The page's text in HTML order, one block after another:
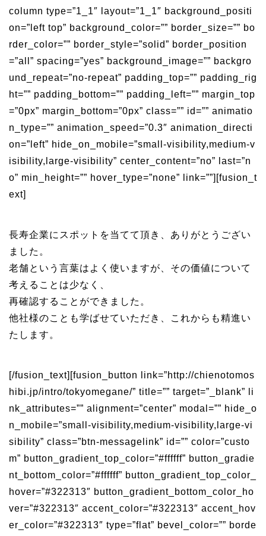
column type=”1_1″ layout=”1_1″ background_positi
on=”left top” background_color=”” border_size=”” bo
rder_color=”” border_style=”solid” border_position
=”all” spacing=”yes” background_image=”” backgro
und_repeat=”no-repeat” padding_top=”” padding_rig
ht=”” padding_bottom=”” padding_left=”” margin_top
=”0px” margin_bottom=”0px” class=”” id=”” animatio
n_type=”” animation_speed=”0.3″ animation_directi
on=”left” hide_on_mobile=”small-visibility,medium-v
isibility,large-visibility” center_content=”no” last=”n
o” min_height=”” hover_type=”none” link=””][fusion_t
ext]
長寿企業にスポットを当てて頂き、ありがとうござい
ました。
老舗という言葉はよく使いますが、その価値について
考えることは少なく、
再確認することができました。
他社様のことも学ばせていただき、これからも精進い
たします。
[/fusion_text][fusion_button link=”http://chienotomos
hibi.jp/intro/tokyomegane/” title=”” target=”_blank” li
nk_attributes=”” alignment=”center” modal=”” hide_o
n_mobile=”small-visibility,medium-visibility,large-vi
sibility” class=”btn-messagelink” id=”” color=”custo
m” button_gradient_top_color=”#ffffff” button_gradie
nt_bottom_color=”#ffffff” button_gradient_top_color_
hover=”#322313″ button_gradient_bottom_color_ho
ver=”#322313″ accent_color=”#322313″ accent_hov
er_color=”#322313″ type=”flat” bevel_color=”” borde